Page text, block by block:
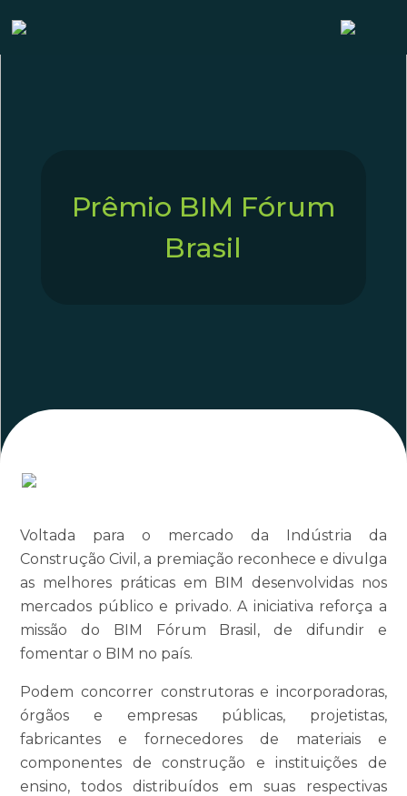
Prêmio BIM Fórum
Brasil
Voltada para o mercado da Indústria da
Construção Civil, a premiação reconhece e divulga
as melhores práticas em BIM desenvolvidas nos
mercados público e privado. A iniciativa reforça a
missão do BIM Fórum Brasil, de difundir e
fomentar o BIM no país.
Podem concorrer construtoras e incorporadoras,
órgãos e empresas públicas, projetistas,
fabricantes e fornecedores de materiais e
componentes de construção e instituições de
ensino, todos distribuídos em suas respectivas